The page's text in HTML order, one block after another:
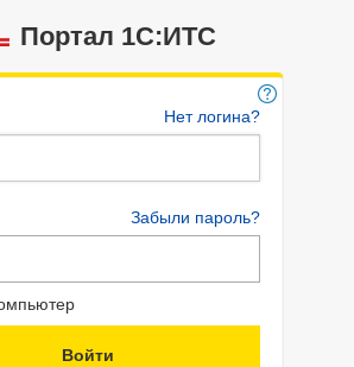
Портал 1C:ИТС
Нет логина?
Забыли пароль?